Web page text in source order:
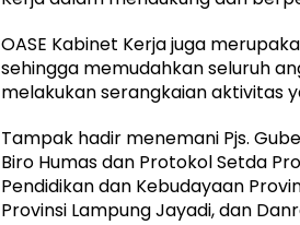
OASE Kabinet Kerja juga
sehingga memudahkan seluruh
melakukan serangkaian aktivitas
Tampak hadir menemani Pjs.
Biro Humas dan Protokol Setda
Pendidikan dan Kebudayaan
Provinsi Lampung Jayadi, dan